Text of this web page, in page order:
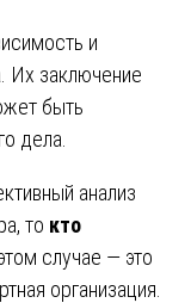
и
. Их заключение
быть
дела.
анализ
то кто
случае — это
организация.